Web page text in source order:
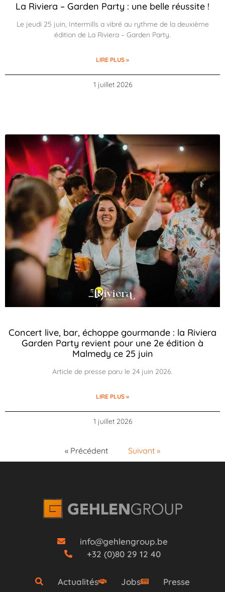
La Riviera – Garden Party : une belle réussite !
Le jeudi 25 juin, Intermills a vibré au rythme de la deuxième
édition de La Riviera – Garden Party.
LIRE PLUS »
1 juillet 2026
Concert live, bar, échoppe gourmande : la Riviera
Garden Party revient pour une 2e édition à
Malmedy ce 25 juin
Article de presse paru le 24 juin 2026.
LIRE PLUS »
1 juillet 2026
« Précédent Suivant »
info@gehlengroup.be
+32 (0)80 29 12 40
Actualités Jobs Presse